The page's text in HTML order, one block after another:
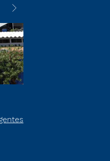
na prova on-line ou
é um formato do